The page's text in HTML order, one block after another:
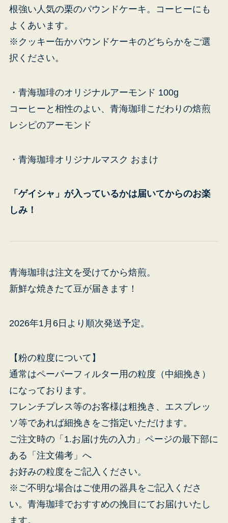
根強い人気の栗のパウンドケーキ。コーヒーにも
よくあいます。
※クッキー缶かパウンドケーキのどちらかをご選
択ください。
・青海珈琲のオリジナルアーモンド 100g
コーヒーと相性のよい、青海珈琲こだわりの焙煎
レシピのアーモンド
・青海珈琲オリジナルマスク おまけ
「ゲイシャ」が入っているかは届いてからのお楽
しみ！
青海珈琲は注文を受けてから焙煎。
新鮮な焼きたて豆が届きます！
2026年1月6日より順次発送予定。
【粉の粒度について】
通常はペーパーフィルター用の粒度（中細挽き）
になっております。
フレンチプレス等のお客様は粗挽き、エスプレッ
ソ等であれば細挽きをご指定いただけます。
ご注文時の「1.お届け先の入力」ページの最下部に
ある「注文備考」へ
お好みの粒度をご記入ください。
※ご不明な場合はご使用の器具をご記入くださ
い。青海珈琲でおすすめの挽目にてお届けいたし
ます。